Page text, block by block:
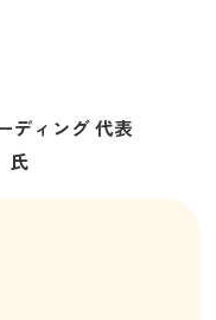
ディング 代表
氏